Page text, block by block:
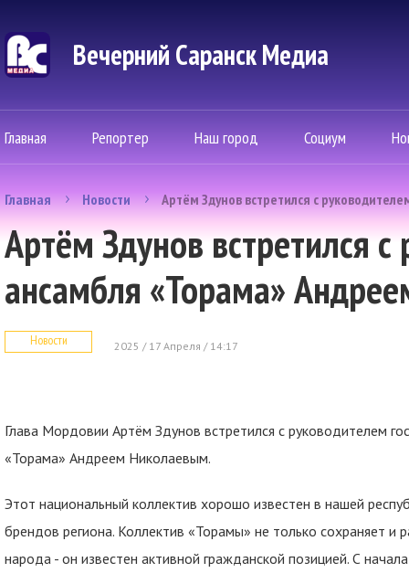
Вечерний Саранск Mедиа
Главная Репортер Наш город Социум
Главная Новости Артём Здунов встретился с
Артём Здунов встретился
ансамбля «Торама»
Новости 2025 / 17 Апреля / 14:17
Глава Мордовии Артём Здунов встретился с руководителем
«Торама» Андреем Николаевым.
Этот национальный коллектив хорошо известен в нашей
брендов региона. Коллектив «Торамы» не только сохраняет и
народа - он известен активной гражданской позицией. С